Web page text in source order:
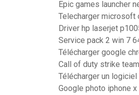
Epic games launcher
Telecharger microsoft
Driver hp laserjet
Service pack 2 win 7
Télécharger google
Call of duty strike
Télécharger un
Google photo iphone x